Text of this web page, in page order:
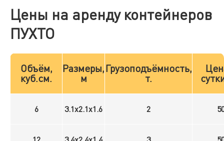
Цены на аренду контейнеров
ПУХТО
Объём,
куб.см.
Размеры,
м
Грузоподъёмность,
т.
6 3.1x2.1x1.6 2